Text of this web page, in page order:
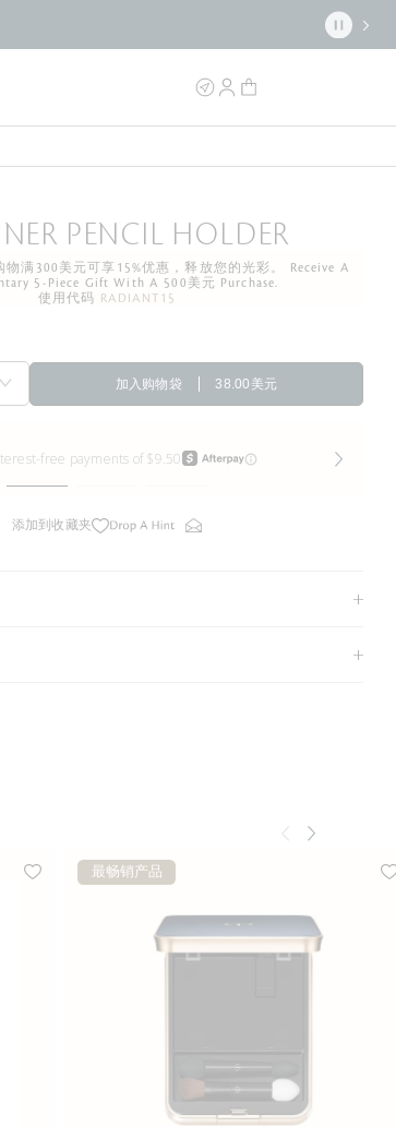
PENCIL HOLDER
物满300美元可享15%优惠，释放您的光彩。 Receive A
5-Piece Gift With A 500美元 Purchase.
使用代码
RADIANT15
加入购物袋 38.00美元
添加到收藏夹
最畅销产品